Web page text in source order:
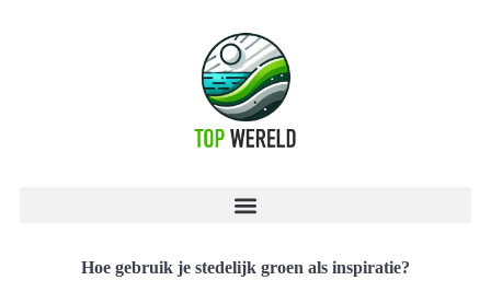
Hoe gebruik je stedelijk groen als inspiratie?